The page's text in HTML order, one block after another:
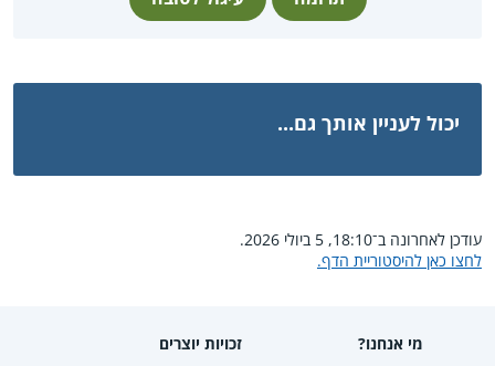
יכול לעניין אותך גם...
עודכן לאחרונה ב־18:10, 5 ביולי 2026.
לחצו כאן להיסטוריית הדף.
מי אנחנו? זכויות יוצרים